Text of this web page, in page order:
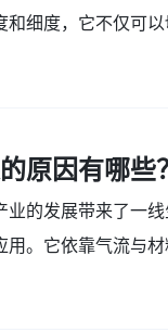
细度，它不仅可
原因有哪些？
的发展带来了一
。它依靠气流与